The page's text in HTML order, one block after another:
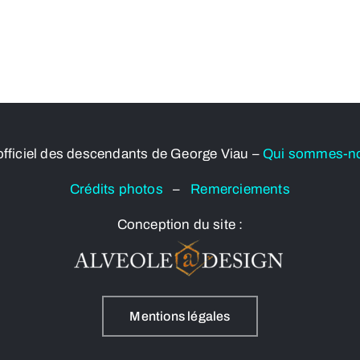
des descendants de George Viau – Qui sommes-
Crédits photos– Remerciements
Conception du site :
Mentions légales